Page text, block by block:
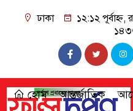
ঢাকা
১২:১২
হোম আন্তর্জাতিক